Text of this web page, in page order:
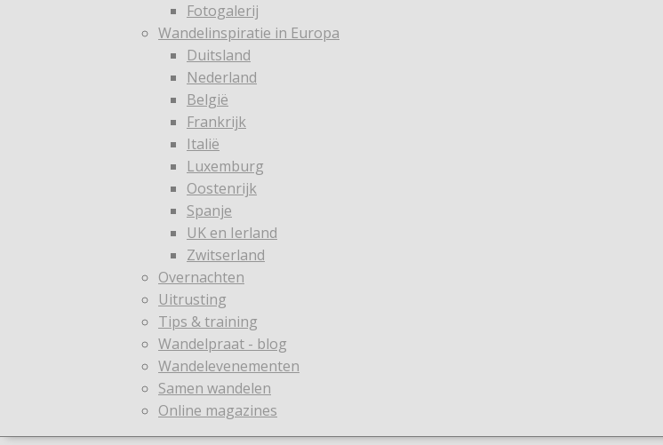
Fotogalerij
Wandelinspiratie in Europa
Duitsland
Nederland
België
Frankrijk
Italië
Luxemburg
Oostenrijk
Spanje
UK en Ierland
Zwitserland
Overnachten
Uitrusting
Tips & training
Wandelpraat - blog
Wandelevenementen
Samen wandelen
Online magazines